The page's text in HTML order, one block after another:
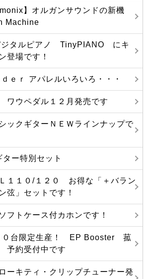
】オルガンサウンドの新機
Machine
ジタルピアノ TinyPIANO にキ
登場です！
ｅｒ アパレルいろいろ・・・
ワウペダル１２月発売です
ックギターＮＥＷラインナップで
ー特別セット
１１０/１２０ お得な「＋バラン
弦」セットです！
フトケース付カホンです！
０台限定生産！ EP Booster 菰
予約受付中です
ーキティ・クリップチューナー発